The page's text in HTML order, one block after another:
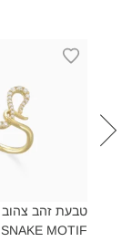
טבעת זהב צהוב
SNAKE MOTIF‎